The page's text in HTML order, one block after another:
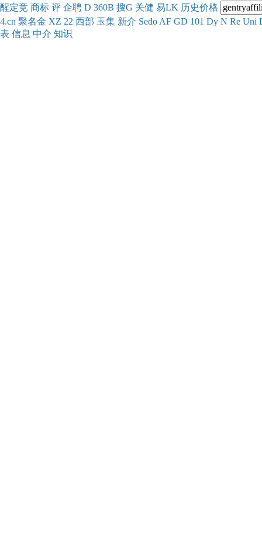
醒定竞 商标 评 企聘 D 360B 搜G 关健 易LK 历史价格
4.cn 聚名金 XZ 22 西部 玉集 新介 Sedo AF GD 101 Dy N Re Uni
表 信息 中介 知识